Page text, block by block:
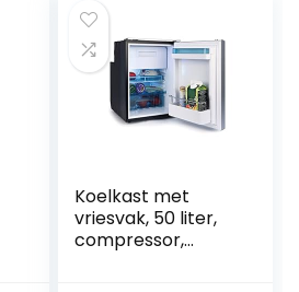
Koelkast met
vriesvak, 50 liter,
compressor,